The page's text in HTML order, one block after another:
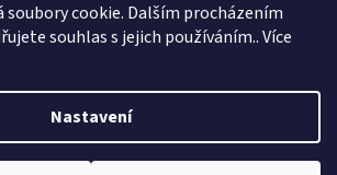
soubory cookie. Dalším procházením
souhlas s jejich používáním.. Více
Nastavení
reklamace
Vytvořil Shoptet